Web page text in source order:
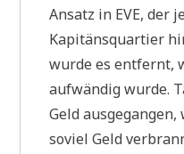
Ansatz in EVE, der
Kapitänsquartier
wurde es entfernt,
aufwändig wurde.
Geld ausgegangen,
soviel Geld